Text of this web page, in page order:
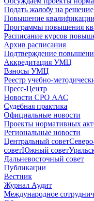
Подать жалобу на решение
Повышение квалификации
Программы повышения
Расписание курсов
Архив расписания
Подтверждение
Аккредитация УМЦ
Взносы УМЦ
Реестр учебно-
Пресс-Центр
Новости СРО ААС
Судебная практика
Официальные новости
Проекты нормативных
Региональные новости
Центральный совет
советЮжный совет
Дальневосточный совет
Публикации
Вестник
Журнал Аудит
Международное